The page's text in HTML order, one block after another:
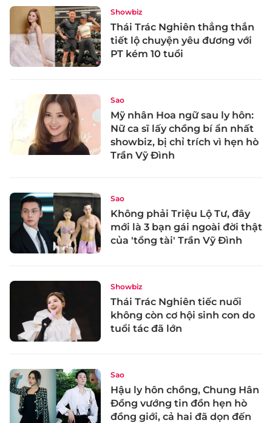
Showbiz
Thái Trác Nghiên thẳng thắn
tiết lộ chuyện yêu đương với
PT kém 10 tuổi
Sao
Mỹ nhân Hoa ngữ sau ly hôn:
Nữ ca sĩ lấy chồng bí ẩn nhất
showbiz, bị chỉ trích vì hẹn hò
Trần Vỹ Đình
Sao
Không phải Triệu Lộ Tư, đây
mới là 3 bạn gái ngoài đời thật
của 'tổng tài' Trần Vỹ Đình
Showbiz
Thái Trác Nghiên tiếc nuối
không còn cơ hội sinh con do
tuổi tác đã lớn
Sao
Hậu ly hôn chồng, Chung Hân
Đồng vướng tin đồn hẹn hò
đồng giới, cả hai đã dọn đến